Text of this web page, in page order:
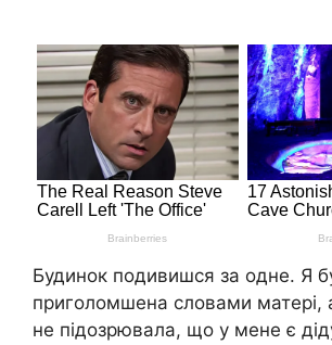
Будинок подивишся за одне. Я
приголомшена словами матері,
не підозрювала, що у мене є